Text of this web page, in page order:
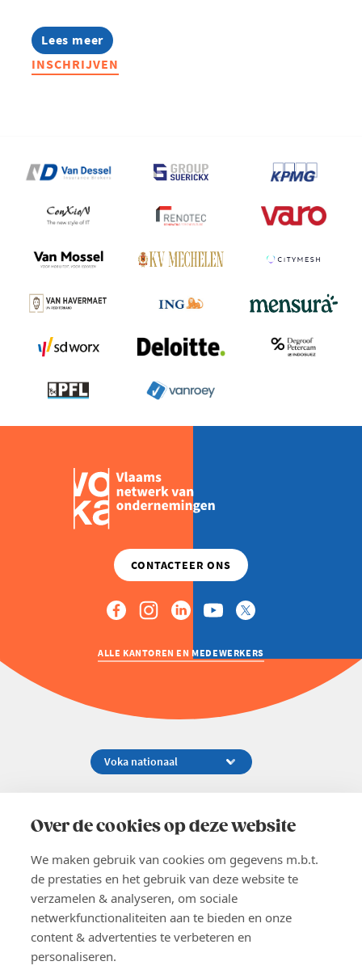
Over de cookies op deze website
We maken gebruik van cookies om gegevens m.b.t.
de prestaties en het gebruik van deze website te
verzamelen & analyseren, om sociale
netwerkfunctionaliteiten aan te bieden en onze
content & advertenties te verbeteren en
personaliseren.
Lees meer
about
West
goes
INSCHRIJVEN
ALLE KANTOREN EN MEDEWERKERS
02 229 81 11
EN